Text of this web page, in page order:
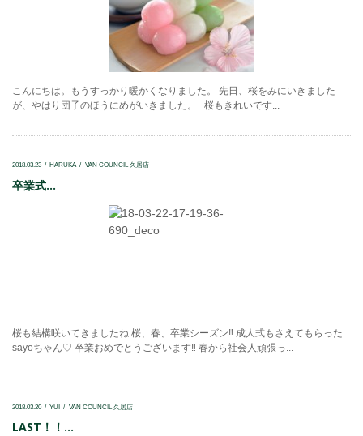
こんにちは。もうすっかり暖かくなりました。 先日、桜をみにいきました
が、やはり団子のほうにめがいきました。 桜もきれいです...
2018.03.23 HARUKA VAN COUNCIL 久居店
卒業式...
桜も結構咲いてきましたね 桜、春、卒業シーズン‼ 成人式もさえてもらった
sayoちゃん♡ 卒業おめでとうございます‼ 春から社会人頑張っ...
2018.03.20 YUI VAN COUNCIL 久居店
LAST！！...